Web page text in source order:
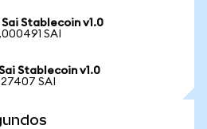
Stablecoin v1.0
SAI
Stablecoin v1.0
SAI